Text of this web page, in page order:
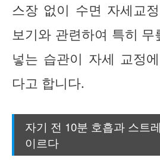
스장 없이 수면 자세교
보기와 관련하여 특히
넣는 습관이 자세 교정
다고 합니다.
자기 전 10분 호흡과 스트
이르다